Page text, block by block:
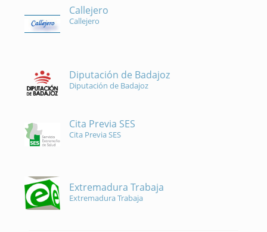
Callejero
Callejero
Diputación de Badajoz
Diputación de Badajoz
Cita Previa SES
Cita Previa SES
Extremadura Trabaja
Extremadura Trabaja